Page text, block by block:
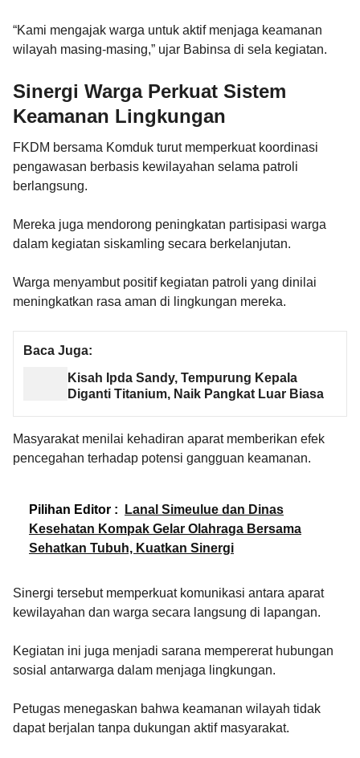
“Kami mengajak warga untuk aktif menjaga keamanan
wilayah masing-masing,” ujar Babinsa di sela kegiatan.
Sinergi Warga Perkuat Sistem
Keamanan Lingkungan
FKDM bersama Komduk turut memperkuat koordinasi
pengawasan berbasis kewilayahan selama patroli
berlangsung.
Mereka juga mendorong peningkatan partisipasi warga
dalam kegiatan siskamling secara berkelanjutan.
Warga menyambut positif kegiatan patroli yang dinilai
meningkatkan rasa aman di lingkungan mereka.
Baca Juga:
Kisah Ipda Sandy, Tempurung Kepala
Diganti Titanium, Naik Pangkat Luar Biasa
Masyarakat menilai kehadiran aparat memberikan efek
pencegahan terhadap potensi gangguan keamanan.
Pilihan Editor :
Lanal Simeulue dan Dinas
Kesehatan Kompak Gelar Olahraga Bersama
Sehatkan Tubuh, Kuatkan Sinergi
Sinergi tersebut memperkuat komunikasi antara aparat
kewilayahan dan warga secara langsung di lapangan.
Kegiatan ini juga menjadi sarana mempererat hubungan
sosial antarwarga dalam menjaga lingkungan.
Petugas menegaskan bahwa keamanan wilayah tidak
dapat berjalan tanpa dukungan aktif masyarakat.